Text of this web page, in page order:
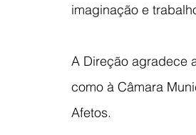
imaginação e
A Direção agradece
como à Câmara
Afetos.